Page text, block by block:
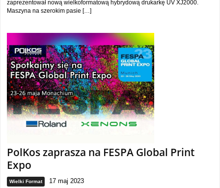
zaprezentował nową wielkoformatową hybrydową drukarkę UV XJ2000.
Maszyna na szerokim pasie […]
PolKos zaprasza na FESPA Global Print
Expo
Wielki Format 17 maj 2023